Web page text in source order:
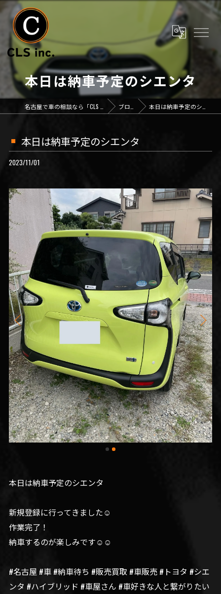
本日は納車予定のシエンタ
ブログ 本日は納車予定のシエンタ
本日は納車予定のシエンタ
2023/11/01
本日は納車予定のシエンタ
新規登録に行ってきました☺️
作業完了！
納車するのが楽しみです☺️☺️
#名古屋 #車 #納車待ち #販売買取 #車販売 #トヨタ #シエ
ンタ #ハイブリッド #車屋さん #車好きな人と繋がりたい